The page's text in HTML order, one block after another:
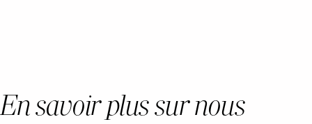
En savoir plus sur nous